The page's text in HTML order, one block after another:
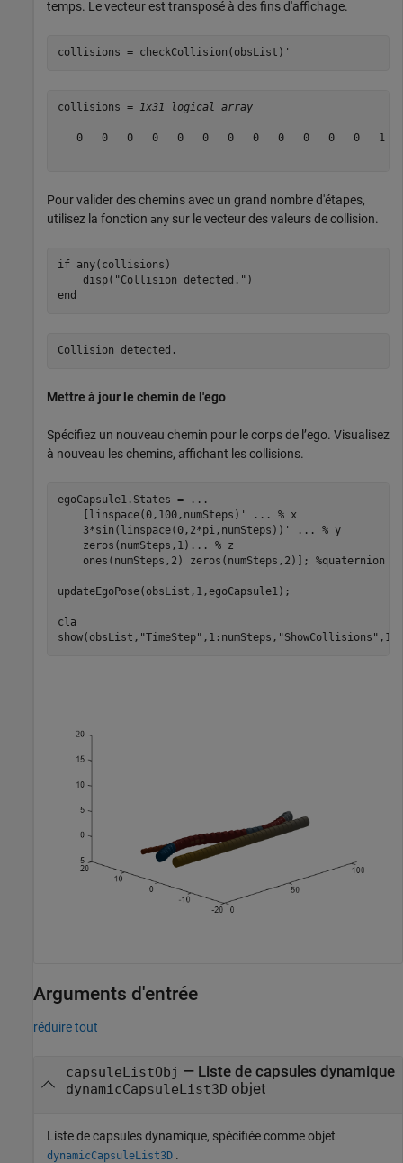
temps. Le vecteur est transposé à des fins d'affichage.
collisions = checkCollision(obsList)'
collisions = 1x31 logical array
0   0   0   0   0   0   0   0   0   0   0   0   1
Pour valider des chemins avec un grand nombre d'étapes,
utilisez la fonction any sur le vecteur des valeurs de collision.
if any(collisions)
    disp(
"Collision detected."
end
Mettre à jour le chemin de l'ego
Spécifiez un nouveau chemin pour le corps de l’ego. Visualisez
à nouveau les chemins, affichant les collisions.
egoCapsule1.States =
...
    [linspace(0,100,numSteps)'
...
% x
    3*sin(linspace(0,2*pi,numSteps))'
...
% y
    zeros(numSteps,1)
...
% z
    ones(numSteps,2) zeros(numSteps,2)];
updateEgoPose(obsList,1,egoCapsule1);
cla
show(obsList, "TimeStep" ,1:numSteps, "ShowCollisions" ,1);
Arguments d'entrée
réduire tout
capsuleListObj — Liste de capsules dynamique
dynamicCapsuleList3D objet
Liste de capsules dynamique, spécifiée comme objet
dynamicCapsuleList3D .